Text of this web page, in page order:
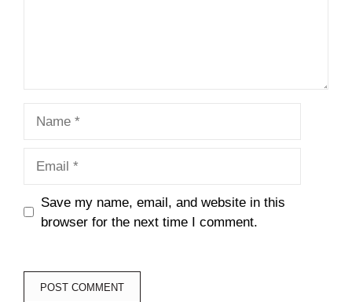
Save my name, email, and website in this
browser for the next time I comment.